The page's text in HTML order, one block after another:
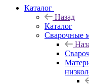
Каталог
Назад
Каталог
Сварочные